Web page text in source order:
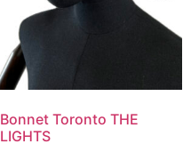
Bonnet Toronto THE
LIGHTS